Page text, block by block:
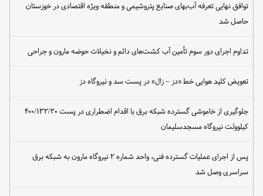
توافق نهایی تعرفه آب‌بهای صنایع پتروشیمی و منطقه ویژه اقتصادی در خوزستان
حاصل شد
تداوم اجرای دور سوم تأمین آب کشت‌های دائم و نخیلات حوضه مارون و جراحی
تعویض کلید هوایی خط «دز – زال» در پست سد و نیروگاه دز
جلوگیری از خاموشی گسترده شبکه برق با اقدام اضطراری در پست ۴۰۰/۱۳۲/۲۰
کیلوولت نیروگاه مسجدسلیمان
پس از اجرای عملیات گسترده فنی، واحد شماره ۲ نیروگاه مارون به شبکه برق
سراسری وصل شد